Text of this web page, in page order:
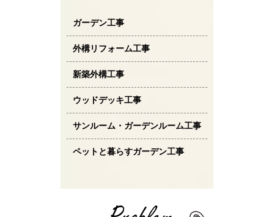
ガーデン工事
外構リフォーム工事
新築外構工事
ウッドデッキ工事
サンルーム・ガーデンルーム工事
ペットと暮らすガーデン工事